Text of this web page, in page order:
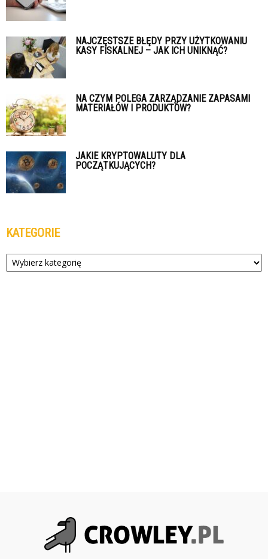
NAJCZĘSTSZE BŁĘDY PRZY UŻYTKOWANIU
KASY FISKALNEJ – JAK ICH UNIKNĄĆ?
NA CZYM POLEGA ZARZĄDZANIE ZAPASAMI
MATERIAŁÓW I PRODUKTÓW?
JAKIE KRYPTOWALUTY DLA
POCZĄTKUJĄCYCH?
KATEGORIE
Kategorie